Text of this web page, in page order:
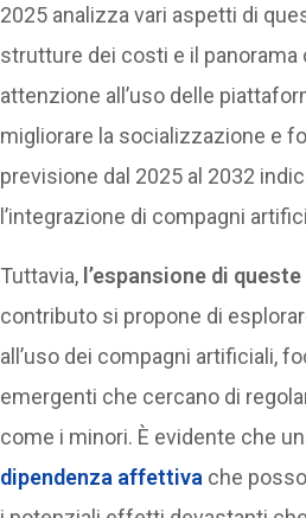
2025 analizza vari aspetti di
strutture dei costi e il panorama
attenzione all’uso delle
migliorare la socializzazione e
previsione dal 2025 al 2032
l’integrazione di compagni
Tuttavia, l’espansione di
contributo si propone di
all’uso dei compagni artificiali,
emergenti che cercano di
come i minori. È evidente che
dipendenza affettiva che